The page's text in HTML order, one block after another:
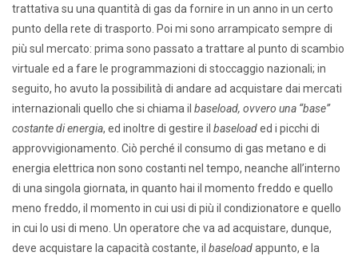
trattativa su una quantità di gas da fornire in un anno in un certo
punto della rete di trasporto. Poi mi sono arrampicato sempre di
più sul mercato: prima sono passato a trattare al punto di scambio
virtuale ed a fare le programmazioni di stoccaggio nazionali; in
seguito, ho avuto la possibilità di andare ad acquistare dai mercati
internazionali quello che si chiama il baseload, ovvero una “base”
costante di energia, ed inoltre di gestire il baseloaded i picchi di
approvvigionamento. Ciò perché il consumo di gas metano e di
energia elettrica non sono costanti nel tempo, neanche all’interno
di una singola giornata, in quanto hai il momento freddo e quello
meno freddo, il momento in cui usi di più il condizionatore e quello
in cui lo usi di meno. Un operatore che va ad acquistare, dunque,
deve acquistare la capacità costante, il baseloadappunto, e la